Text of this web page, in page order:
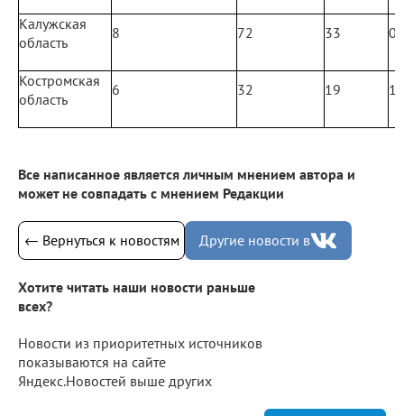
Калужская
область
8 72 33 0
Костромская
область
6 32 19 1
Все написанное является личным мнением автора и
может не совпадать с мнением Редакции
← Вернуться к новостям Другие новости в
Хотите читать наши новости раньше
всех?
Новости из приоритетных источников
показываются на сайте
Яндекс.Новостей выше других